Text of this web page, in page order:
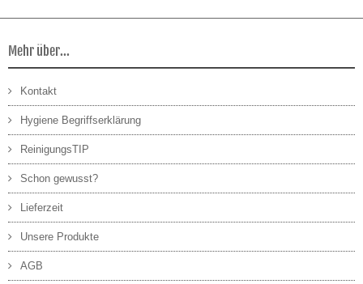
Mehr über...
Kontakt
Hygiene Begriffserklärung
ReinigungsTIP
Schon gewusst?
Lieferzeit
Unsere Produkte
AGB